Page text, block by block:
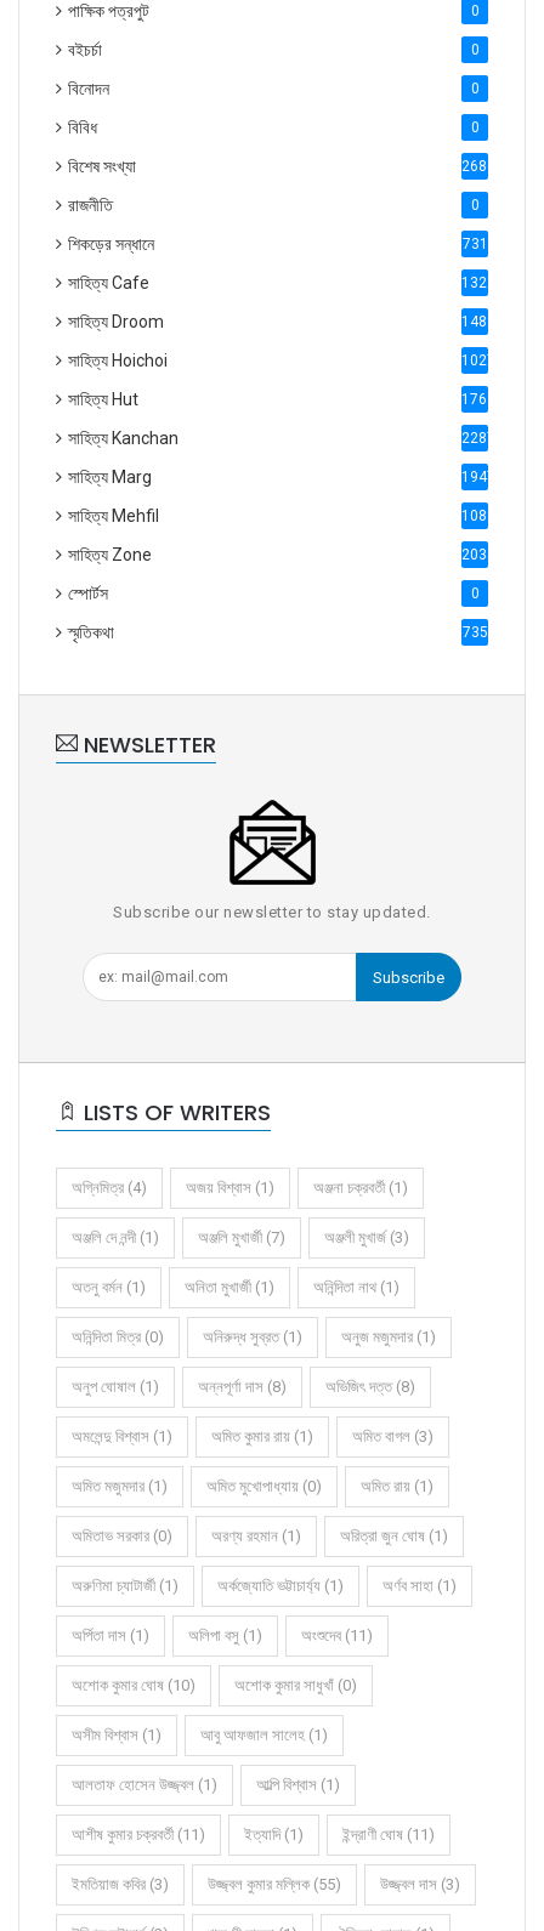
পাক্ষিক পত্রপুট 0
বইচর্চা 0
বিনোদন 0
বিবিধ 0
বিশেষ সংখ্যা 2686
রাজনীতি 0
শিকড়ের সন্ধানে 731
সাহিত্য Cafe 1321
সাহিত্য Droom 1488
সাহিত্য Hoichoi 1027
সাহিত্য Hut 1769
সাহিত্য Kanchan 2287
সাহিত্য Marg 1947
সাহিত্য Mehfil 1088
সাহিত্য Zone 2035
স্পোর্টস 0
স্মৃতিকথা 735
NEWSLETTER
Subscribe our newsletter to stay updated.
Subscribe
LISTS OF WRITERS
অগ্নিমিত্র (4) অজয় বিশ্বাস (1) অঞ্জনা চক্রবর্তী (1)
অঞ্জলি দে নন্দী (1) অঞ্জলি মুখার্জী (7) অঞ্জলী মুখার্জ (3)
অতনু বর্মন (1) অনিতা মুখার্জী (1) অনিন্দিতা নাথ (1)
অনিন্দিতা মিত্র (0) অনিরুদ্ধ সুব্রত (1) অনুজ মজুমদার (1)
অনুপ ঘোষাল (1) অন্নপূর্ণা দাস (8) অভিজিৎ দত্ত (8)
অমলেন্দু বিশ্বাস (1) অমিত কুমার রায় (1) অমিত বাগল (3)
অমিত মজুমদার (1) অমিত মুখোপাধ্যায় (0) অমিত রায় (1)
অমিতাভ সরকার (0) অরণ্য রহমান (1) অরিত্রা জুন ঘোষ (1)
অরুণিমা চ্যাটার্জী (1) অর্কজ্যোতি ভট্টাচার্য্য (1) অর্ণব সাহা (1)
অর্পিতা দাস (1) অলিপা বসু (1) অংশুদেব (11)
অশোক কুমার ঘোষ (10) অশোক কুমার সাধুখাঁ (0)
অসীম বিশ্বাস (1) আবু আফজাল সালেহ (1)
আলতাফ হোসেন উজ্জ্বল (1) আল্পি বিশ্বাস (1)
আশীষ কুমার চক্রবর্তী (11) ইত্যাদি (1) ইন্দ্রাণী ঘোষ (11)
ইমতিয়াজ কবির (3) উজ্জ্বল কুমার মল্লিক (55) উজ্জ্বল দাস (3)